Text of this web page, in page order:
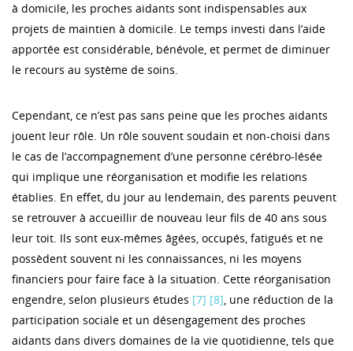
à domicile, les proches aidants sont indispensables aux
projets de maintien à domicile. Le temps investi dans l’aide
apportée est considérable, bénévole, et permet de diminuer
le recours au système de soins.
Cependant, ce n’est pas sans peine que les proches aidants
jouent leur rôle. Un rôle souvent soudain et non-choisi dans
le cas de l’accompagnement d’une personne cérébro-lésée
qui implique une réorganisation et modifie les relations
établies. En effet, du jour au lendemain, des parents peuvent
se retrouver à accueillir de nouveau leur fils de 40 ans sous
leur toit. Ils sont eux-mêmes âgées, occupés, fatigués et ne
possèdent souvent ni les connaissances, ni les moyens
financiers pour faire face à la situation. Cette réorganisation
engendre, selon plusieurs études [7] [8], une réduction de la
participation sociale et un désengagement des proches
aidants dans divers domaines de la vie quotidienne, tels que